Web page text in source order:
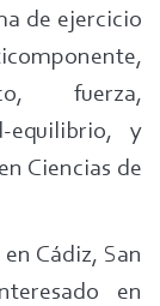
de ejercicio
fuerza,
equilibrio, y
Ciencias de
Cádiz, San
en